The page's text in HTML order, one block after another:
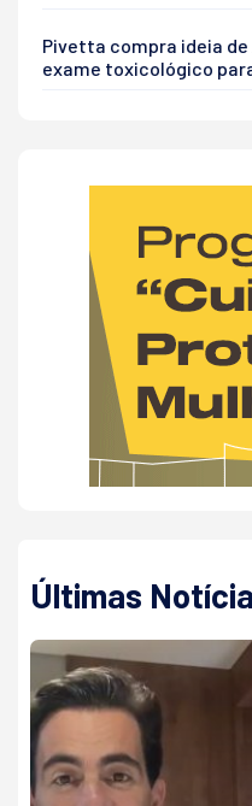
Pivetta compra ideia
exame toxicológico
Últimas